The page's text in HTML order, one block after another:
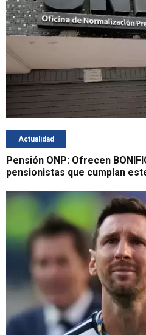
Actualidad
Pensión ONP: Ofrecen
pensionistas que cumplan